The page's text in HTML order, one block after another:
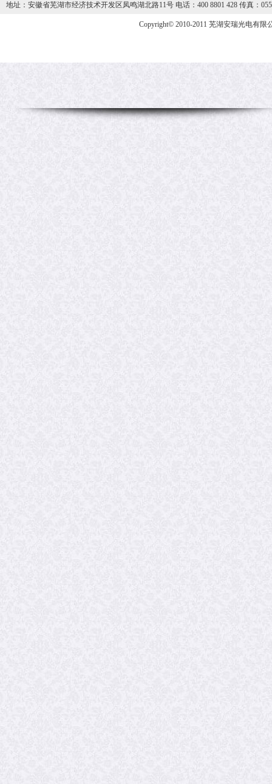
地址：安徽省芜湖市经济技术开发区凤鸣湖北路11号 电话：400 8801 428 传真：
Copyright© 2010-2011 芜湖安瑞光电有限